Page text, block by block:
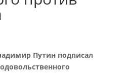
Путин подписал